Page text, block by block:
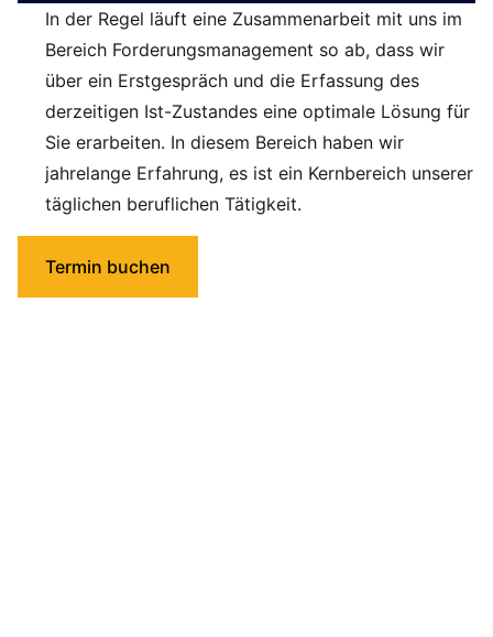
In der Regel läuft eine Zusammenarbeit mit uns im
Bereich Forderungsmanagement so ab, dass wir
über ein Erstgespräch und die Erfassung des
derzeitigen Ist-Zustandes eine optimale Lösung für
Sie erarbeiten. In diesem Bereich haben wir
jahrelange Erfahrung, es ist ein Kernbereich unserer
täglichen beruflichen Tätigkeit.
Termin buchen